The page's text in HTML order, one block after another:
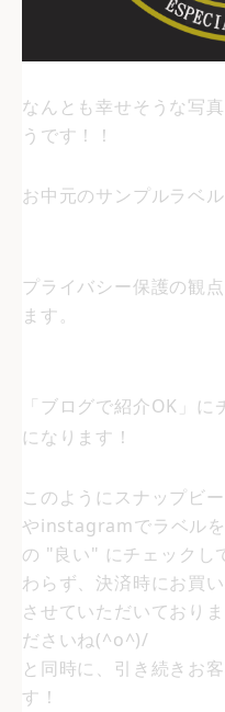
なんとも幸せそうな写
うです！！
お中元のサンプルラベ
プライバシー保護の観
ます。
「ブログで紹介OK」
になります！
このようにスナップビ
やinstagramでラベルを
の "良い" にチェックし
わらず、決済時にお買
させていただいており
ださいね(^o^)/
と同時に、引き続きお
す！